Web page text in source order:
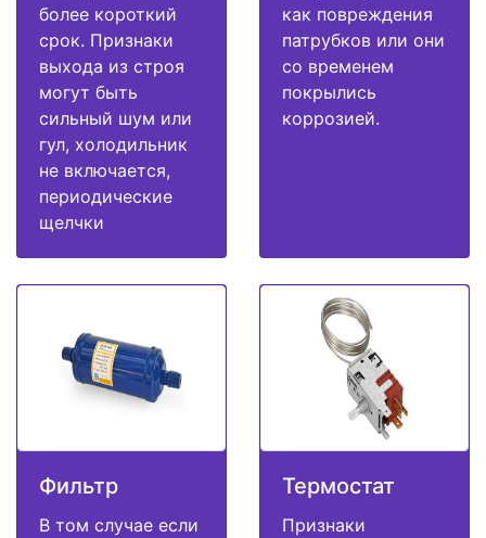
более короткий
срок. Признаки
выхода из строя
могут быть
сильный шум или
гул, холодильник
не включается,
периодические
щелчки
как повреждения
патрубков или они
со временем
покрылись
коррозией.
Фильтр
В том случае если
Термостат
Признаки